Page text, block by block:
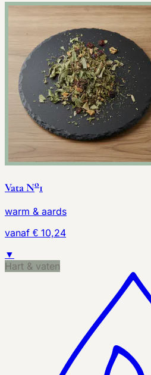
Vata No1
warm & aards
vanaf € 10,24
▼
Hart & vaten